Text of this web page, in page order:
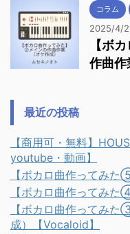
コラム
2025/4/
【ボ
作曲作
最近の投稿
【商用可・無料】
youtube・動画】
【ボカロ曲作ってみ
【ボカロ曲作ってみ
【ボカロ曲作ってみ
成）【Vocaloid】